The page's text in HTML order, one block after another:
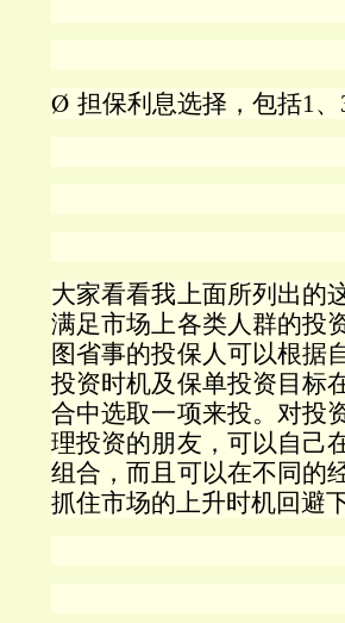
Ø 担保利息选择，包括1、
大家看看我上面所列出的
满足市场上各类人群的投
图省事的投保人可以根据
投资时机及保单投资目标
合中选取一项来投。对投
理投资的朋友，可以自己
组合，而且可以在不同的
抓住市场的上升时机回避